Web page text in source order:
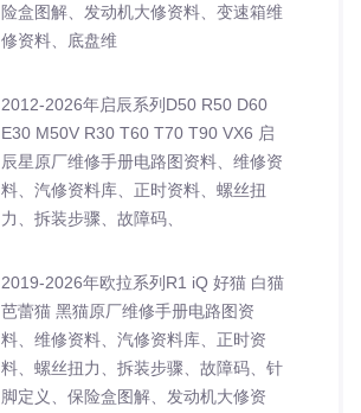
险盒图解、发动机大修资料、变速箱维
修资料、底盘维
2012-2026年启辰系列D50 R50 D60
E30 M50V R30 T60 T70 T90 VX6 启
辰星原厂维修手册电路图资料、维修资
料、汽修资料库、正时资料、螺丝扭
力、拆装步骤、故障码、
2019-2026年欧拉系列R1 iQ 好猫 白猫
芭蕾猫 黑猫原厂维修手册电路图资
料、维修资料、汽修资料库、正时资
料、螺丝扭力、拆装步骤、故障码、针
脚定义、保险盒图解、发动机大修资